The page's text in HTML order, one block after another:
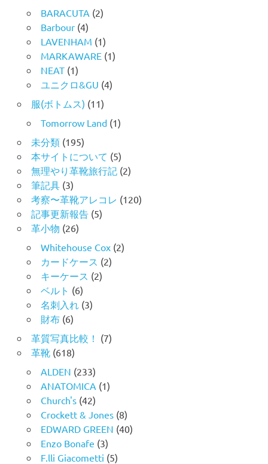
BARACUTA (2)
Barbour(4)
LAVENHAM (1)
MARKAWARE(1)
NEAT(1)
ユニクロ&GU (4)
服(ボトムス) (11)
Tomorrow Land(1)
未分類(195)
本サイトについて (5)
無理やり革靴旅行記 (2)
筆記具(3)
考察〜革靴アレコレ (120)
記事更新報告(5)
革小物 (26)
Whitehouse Cox(2)
カードケース (2)
キーケース (2)
ベルト (6)
名刺入れ (3)
財布(6)
革質写真比較！ (7)
革靴(618)
ALDEN (233)
ANATOMICA (1)
Church's(42)
Crockett & Jones(8)
EDWARD GREEN (40)
Enzo Bonafe (3)
F.lli Giacometti (5)